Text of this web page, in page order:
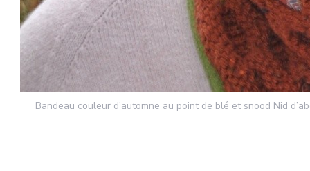
Bandeau couleur d’automne au point de blé et snood Nid